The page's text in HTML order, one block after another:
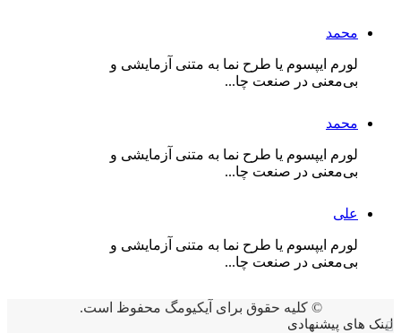
ایپسوم یا طرح‌ نما به متنی آزمایشی و
در صنعت چا...
ایپسوم یا طرح‌ نما به متنی آزمایشی و
در صنعت چا...
ایپسوم یا طرح‌ نما به متنی آزمایشی و
در صنعت چا...
© کلیه حقوق برای آیکیومگ محفوظ است.
پیشنهادی